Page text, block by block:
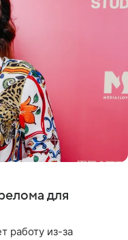
для
работу из-за